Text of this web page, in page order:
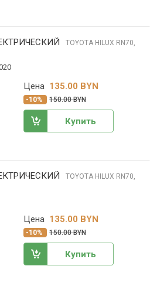
TOYOTA HILUX RN70,
Цена 135.00 BYN
-10% 150.00 BYN
Купить
TOYOTA HILUX RN70,
Цена 135.00 BYN
-10% 150.00 BYN
Купить